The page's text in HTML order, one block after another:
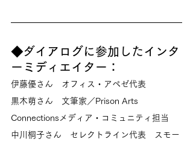
◆ダイアログに参加したインタ
ーミディエイター：
伊藤優さん　オフィス・アペゼ代表
黒木萌さん　文筆家／Prison Arts
Connectionsメディア・コミュニティ担当
中川桐子さん　セレクトライン代表　スモー